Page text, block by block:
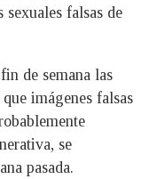
falsas de
de semana las
imágenes falsas
se
pasada.